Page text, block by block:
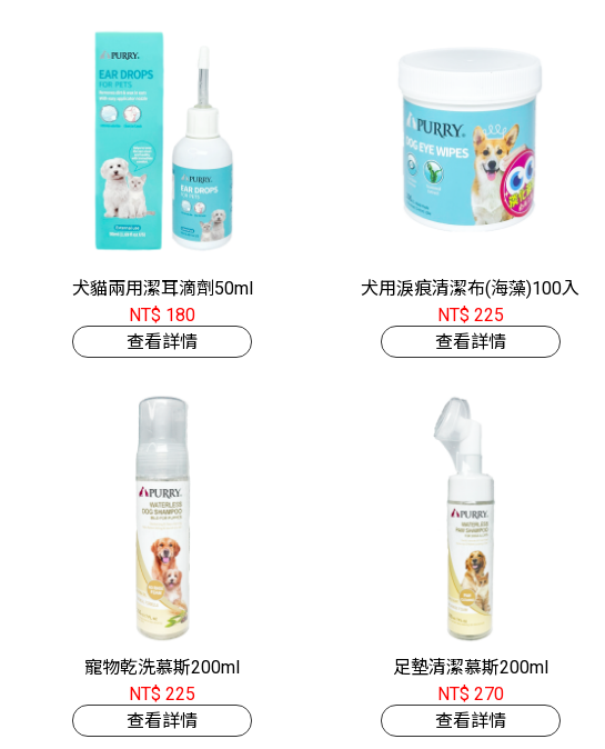
犬貓兩用潔耳滴劑50ml
NT$ 180
查看詳情
犬用淚痕清潔布(海藻)100入
NT$ 225
查看詳情
寵物乾洗慕斯200ml
NT$ 225
查看詳情
足墊清潔慕斯200ml
NT$ 270
查看詳情